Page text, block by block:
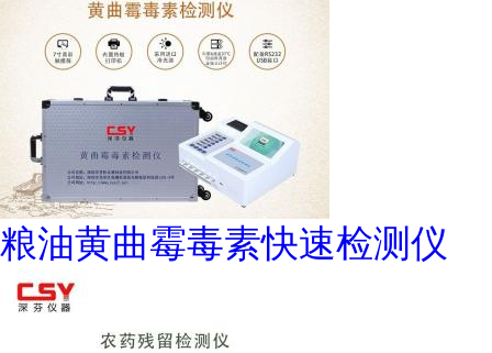
粮油黄曲霉毒素快速检测仪